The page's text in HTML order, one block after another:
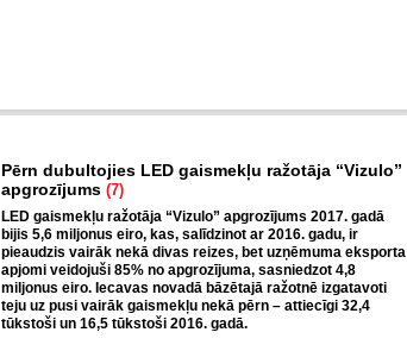
Pērn dubultojies LED gaismekļu ražotāja “Vizulo”
apgrozījums (7)
LED gaismekļu ražotāja “Vizulo” apgrozījums 2017. gadā
bijis 5,6 miljonus eiro, kas, salīdzinot ar 2016. gadu, ir
pieaudzis vairāk nekā divas reizes, bet uzņēmuma eksporta
apjomi veidojuši 85% no apgrozījuma, sasniedzot 4,8
miljonus eiro. Iecavas novadā bāzētajā ražotnē izgatavoti
teju uz pusi vairāk gaismekļu nekā pērn – attiecīgi 32,4
tūkstoši un 16,5 tūkstoši 2016. gadā.